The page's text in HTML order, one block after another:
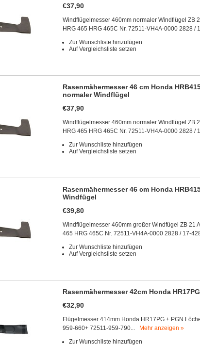
€37,90
Windflügelmesser 460mm normaler Windflügel ZB
HRG 465 HRG 465C Nr. 72511-VH4A-0000 2828 /
Zur Wunschliste hinzufügen
Auf Vergleichsliste setzen
Rasenmähermesser 46 cm Honda
normaler Windflügel
€37,90
Windflügelmesser 460mm normaler Windflügel ZB
HRG 465 HRG 465C Nr. 72511-VH4A-0000 2828 /
Zur Wunschliste hinzufügen
Auf Vergleichsliste setzen
Rasenmähermesser 46 cm Honda
Windfügel
€39,80
Windflügelmesser 460mm großer Windfügel ZB 21
465 HRG 465C Nr. 72511-VH4A-0000 2828 / 17-
Zur Wunschliste hinzufügen
Auf Vergleichsliste setzen
Rasenmähermesser 42cm Honda
€32,90
Flügelmesser 414mm Honda HR17PG + PGN
959-660+ 72511-959-790...
Mehr anzeigen »
Zur Wunschliste hinzufügen